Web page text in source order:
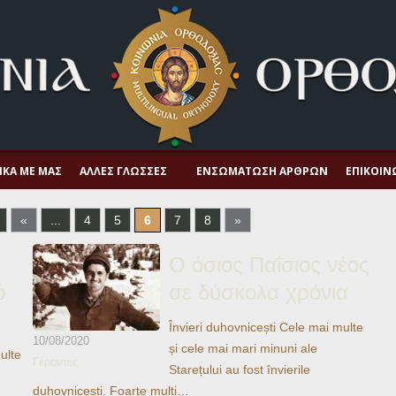
ΜΕ ΜΑΣ ΆΛΛΕΣ ΓΛΏΣΣΕΣ ΕΝΣΩΜΆΤΩΣΗ ΆΡΘΡΩΝ
« 4 5 6 7 8 »
10/08/2020
Γέροντες
Ο όσιος Παΐσιος νέος
σε δύσκολα χρόνια
Învieri duhovnicești Cele mai multe
și cele mai mari minuni ale
Starețului au fost învierile
duhovnicești. Foarte mulți…